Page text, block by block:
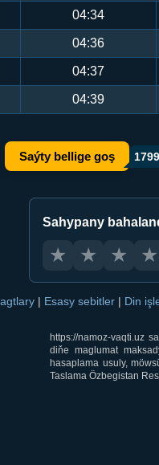
04:34
04:36
04:37
04:39
Saýty bellige goş
Sahypany
★ ★ ★ ★
| Esasy sebitler | Din
https://namoz-vaqti.uz
diňe maglumat
hasaplama usuly,
Taslama Özbegistan